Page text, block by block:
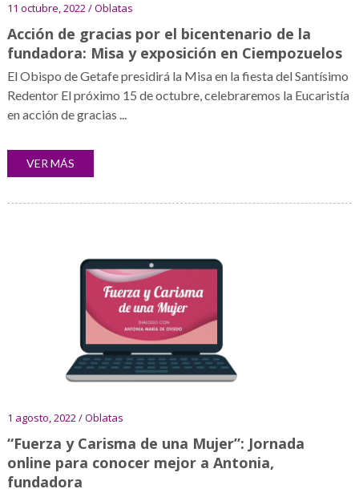
11 octubre, 2022 / Oblatas
Acción de gracias por el bicentenario de la
fundadora: Misa y exposición en Ciempozuelos
El Obispo de Getafe presidirá la Misa en la fiesta del Santísimo
Redentor El próximo 15 de octubre, celebraremos la Eucaristía
en acción de gracias ...
VER MÁS
1 agosto, 2022 / Oblatas
“Fuerza y Carisma de una Mujer”: Jornada
online para conocer mejor a Antonia,
fundadora